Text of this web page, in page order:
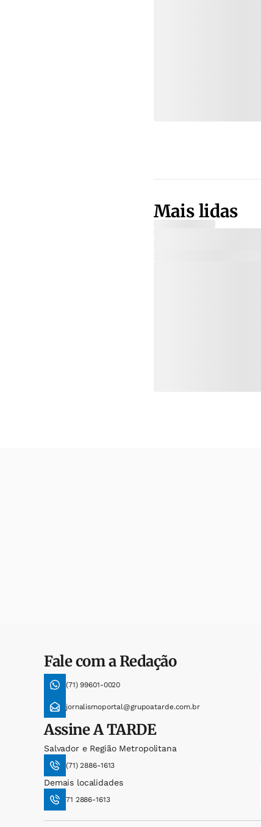
Mais lidas
Fale com a Redação
(71) 99601-0020
jornalismoportal@grupoatarde.com.br
AssineA TARDE
Salvador e Região Metropolitana
(71) 2886-1613
Demais localidades
71 2886-1613